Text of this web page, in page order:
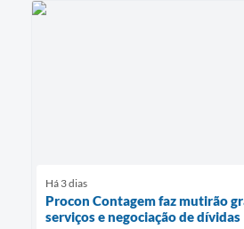
Há 3 dias
Procon Contagem faz mutirão
serviços e negociação de dívidas